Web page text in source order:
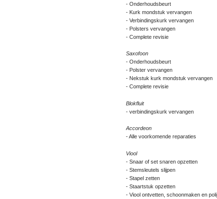
- Onderhoudsbeurt
- Kurk mondstuk vervangen
- Verbindingskurk vervangen
- Polsters vervangen
- Complete revisie
Saxofoon
- Onderhoudsbeurt
- Polster vervangen
- Nekstuk kurk mondstuk vervangen
- Complete revisie
Blokfluit
- verbindingskurk vervangen
Accordeon
- Alle voorkomende reparaties
Viool
- Snaar of set snaren opzetten
- Stemsleutels slijpen
- Stapel zetten
- Staartstuk opzetten
- Viool ontvetten, schoonmaken en